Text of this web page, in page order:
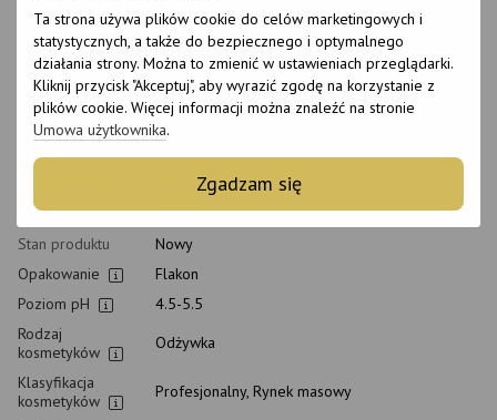
Ta strona używa plików cookie do celów marketingowych i
statystycznych, a także do bezpiecznego i optymalnego
działania strony. Można to zmienić w ustawieniach przeglądarki.
Kliknij przycisk "Akceptuj", aby wyrazić zgodę na korzystanie z
plików cookie. Więcej informacji można znaleźć na stronie
Umowa użytkownika.
Zgadzam się
podatne na układanie i lśniące, ułatwiając ich stylizację i chroniąc je
przed negatywnymi czynnikami zewnętrznymi.
Cechy
Marka
Framesi
Włochy
Wielkość
1000 ml
Stan produktu
Nowy
Opakowanie
Flakon
Poziom pH
4.5-5.5
Rodzaj
kosmetyków
Odżywka
Klasyfikacja
kosmetyków
Profesjonalny, Rynek masowy